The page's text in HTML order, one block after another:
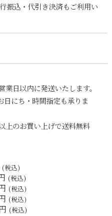
振込・代引き決済もご利用い
日以内に発送いたします。
にち・時間指定も承りま
上のお買い上げで送料無料
(税込)
(税込)
(税込)
(税込)
(税込)